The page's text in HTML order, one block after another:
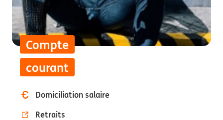
Compte
courant
Domiciliation salaire
Retraits